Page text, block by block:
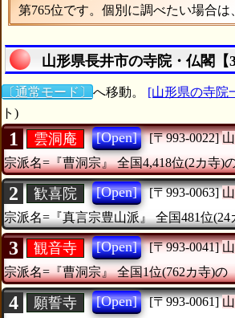
第765位です。個別に調べたい場合
山形県長井市の寺院・仏閣【
〔通常モード〕 へ移動。 [山形県の寺院
ト)
1 雲洞庵 [Open] [〒993-0022]
宗派名=『曹洞宗』 全国4,418位(2カ寺)
2 歓喜院 [Open] [〒993-0063]
宗派名=『真言宗豊山派』
全国481位(24
3 観音寺 [Open] [〒993-0041]
宗派名=『曹洞宗』 全国1位(762カ寺)の
4 願誓寺 [Open] [〒993-0061]